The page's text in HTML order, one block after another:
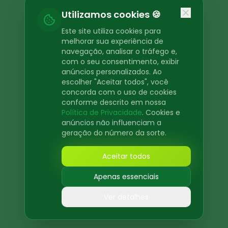
Return to Home
Utilizamos cookies 🍪
Este site utiliza cookies para
melhorar sua experiência de
navegação, analisar o tráfego e,
com o seu consentimento, exibir
anúncios personalizados. Ao
escolher "Aceitar todos", você
concorda com o uso de cookies
conforme descrito em nossa
Política de Privacidade. Cookies e
anúncios não influenciam a
geração do número da sorte.
Aceitar todos
Apenas essenciais